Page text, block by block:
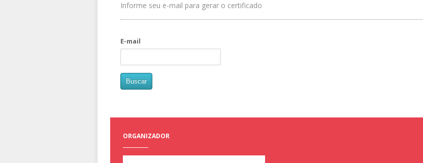
Informe seu e-mail para gerar o certificado
E-mail
ORGANIZADOR